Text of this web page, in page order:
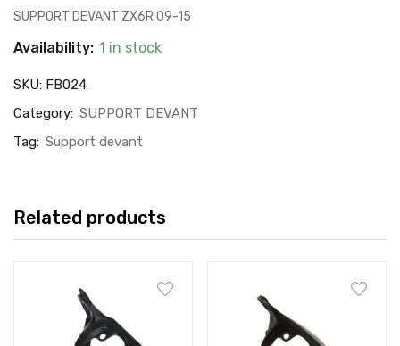
SUPPORT DEVANT ZX6R 09-15
Availability: 1 in stock
SKU: FB024
Category: SUPPORT DEVANT
Tag: Support devant
Related products